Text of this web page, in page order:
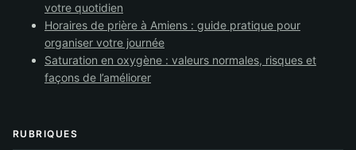
votre quotidien
Horaires de prière à Amiens : guide pratique pour
organiser votre journée
Saturation en oxygène : valeurs normales, risques et
façons de l’améliorer
RUBRIQUES